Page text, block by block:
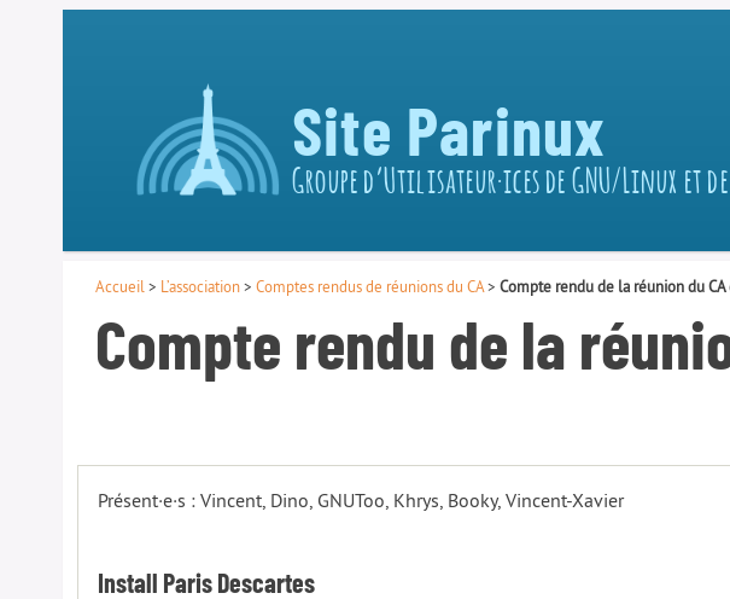
Site Parinux
Groupe d’Utilisateur·ices de GNU/Linux et
Accueil > L’association> Comptes rendus de réunions du CA> Compte rendu de la réunion du
Compte rendu de la
Présent·e·s : Vincent, Dino, GNUToo, Khrys, Booky, Vincent-Xavier
Install Paris Descartes